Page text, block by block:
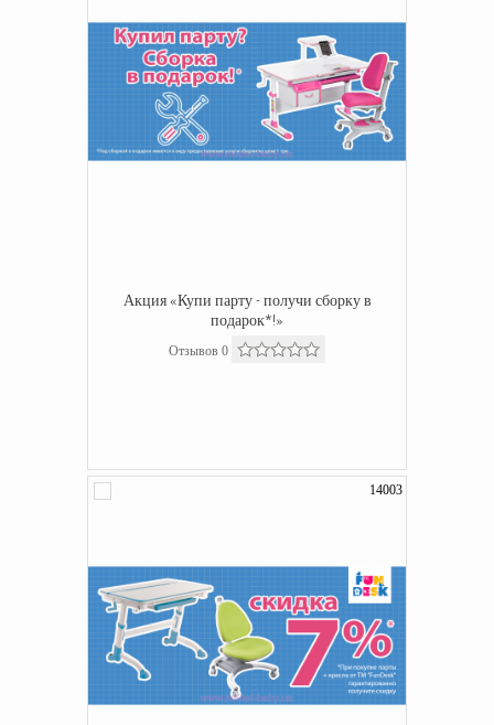
Акция «Купи парту - получи сборку в
подарок*!»
Отзывов 0
14003